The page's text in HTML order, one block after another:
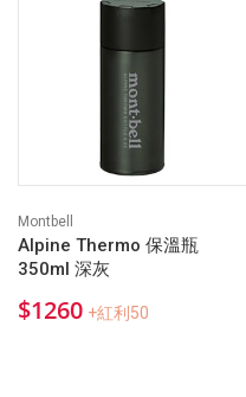
Montbell
Alpine Thermo 保溫瓶
350ml 深灰
$1260 +紅利50